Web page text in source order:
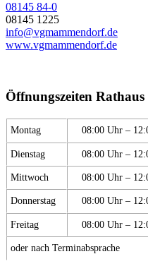
08145 84-0
08145 1225
info@vgmammendorf.de
www.vgmammendorf.de
Öffnungszeiten
Montag 08:00 Uhr –
Dienstag 08:00 Uhr –
Mittwoch 08:00 Uhr –
Donnerstag 08:00 Uhr –
Freitag 08:00 Uhr –
oder nach Terminabsprache